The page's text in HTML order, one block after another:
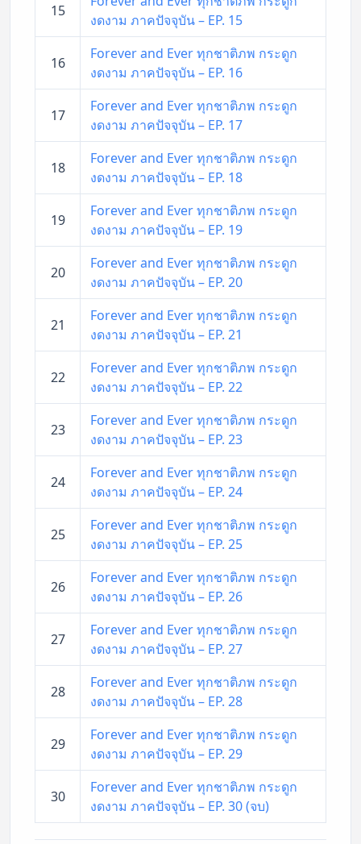
15
งดงาม ภาคปัจจุบัน – EP. 15
16
Forever and Ever ทุกชาติภพ กระดูก
งดงาม ภาคปัจจุบัน – EP. 16
17
Forever and Ever ทุกชาติภพ กระดูก
งดงาม ภาคปัจจุบัน – EP. 17
18
Forever and Ever ทุกชาติภพ กระดูก
งดงาม ภาคปัจจุบัน – EP. 18
19
Forever and Ever ทุกชาติภพ กระดูก
งดงาม ภาคปัจจุบัน – EP. 19
20
Forever and Ever ทุกชาติภพ กระดูก
งดงาม ภาคปัจจุบัน – EP. 20
21
Forever and Ever ทุกชาติภพ กระดูก
งดงาม ภาคปัจจุบัน – EP. 21
22
Forever and Ever ทุกชาติภพ กระดูก
งดงาม ภาคปัจจุบัน – EP. 22
23
Forever and Ever ทุกชาติภพ กระดูก
งดงาม ภาคปัจจุบัน – EP. 23
24
Forever and Ever ทุกชาติภพ กระดูก
งดงาม ภาคปัจจุบัน – EP. 24
25
Forever and Ever ทุกชาติภพ กระดูก
งดงาม ภาคปัจจุบัน – EP. 25
26
Forever and Ever ทุกชาติภพ กระดูก
งดงาม ภาคปัจจุบัน – EP. 26
27
Forever and Ever ทุกชาติภพ กระดูก
งดงาม ภาคปัจจุบัน – EP. 27
28
Forever and Ever ทุกชาติภพ กระดูก
งดงาม ภาคปัจจุบัน – EP. 28
29
Forever and Ever ทุกชาติภพ กระดูก
งดงาม ภาคปัจจุบัน – EP. 29
30
Forever and Ever ทุกชาติภพ กระดูก
งดงาม ภาคปัจจุบัน – EP. 30 (จบ)